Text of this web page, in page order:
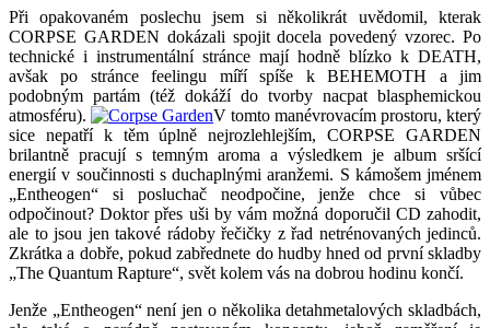
Při opakovaném poslechu jsem si několikrát uvědomil, kterak
CORPSE GARDEN dokázali spojit docela povedený vzorec. Po
technické i instrumentální stránce mají hodně blízko k DEATH,
avšak po stránce feelingu míří spíše k BEHEMOTH a jim
podobným partám (též dokáží do tvorby nacpat blasphemickou
atmosféru).
V tomto manévrovacím prostoru, který
sice nepatří k těm úplně nejrozlehlejším, CORPSE GARDEN
brilantně pracují s temným aroma a výsledkem je album sršící
energií v součinnosti s duchaplnými aranžemi. S kámošem jménem
„Entheogen“ si posluchač neodpočine, jenže chce si vůbec
odpočinout? Doktor přes uši by vám možná doporučil CD zahodit,
ale to jsou jen takové rádoby řečičky z řad netrénovaných jedinců.
Zkrátka a dobře, pokud zabřednete do hudby hned od první skladby
„The Quantum Rapture“, svět kolem vás na dobrou hodinu končí.
Jenže „Entheogen“ není jen o několika detahmetalových skladbách,